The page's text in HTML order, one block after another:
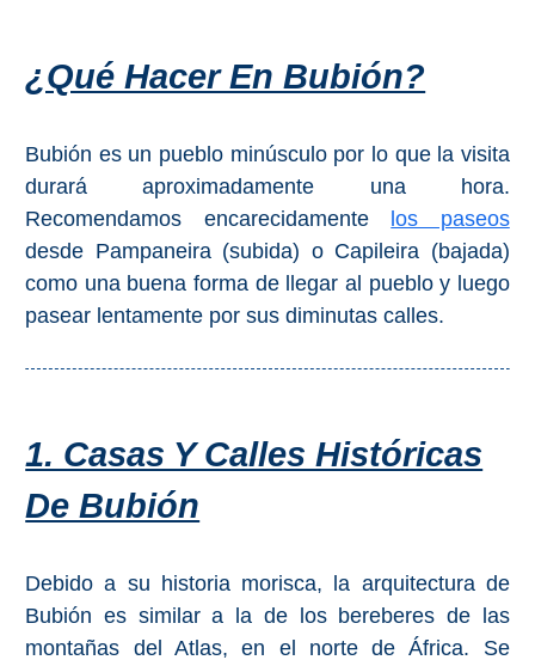
¿Qué Hacer En Bubión?
Bubión es un pueblo minúsculo por lo que la visita
durará aproximadamente una hora.
Recomendamos encarecidamente
los paseos
desde Pampaneira (subida) o Capileira (bajada)
como una buena forma de llegar al pueblo y luego
pasear lentamente por sus diminutas calles.
1. Casas Y Calles Históricas
De Bubión
Debido a su historia morisca, la arquitectura de
Bubión es similar a la de los bereberes de las
montañas del Atlas, en el norte de África. Se